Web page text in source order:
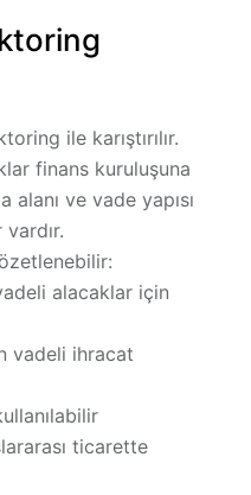
ile karıştırılır.
finans kuruluşuna
ve vade yapısı
alacaklar için
vadeli ihracat
ticarette